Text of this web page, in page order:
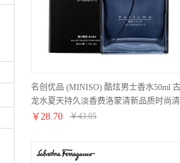
名创优品 (MINISO) 酷炫男士香水50ml 古
龙水夏天持久淡香费洛蒙清新品质时尚清
新
￥ 28.70 ￥43.05